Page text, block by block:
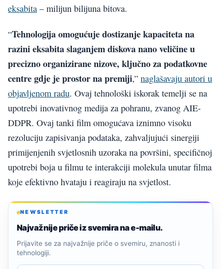
eksabita – milijun bilijuna bitova.
“Tehnologija omogućuje dostizanje kapaciteta na
razini eksabita slaganjem diskova nano veličine u
precizno organizirane nizove, ključno za podatkovne
centre gdje je prostor na premiji,” naglašavaju autori u
objavljenom radu. Ovaj tehnološki iskorak temelji se na
upotrebi inovativnog medija za pohranu, zvanog AIE-
DDPR. Ovaj tanki film omogućava iznimno visoku
rezoluciju zapisivanja podataka, zahvaljujući sinergiji
primijenjenih svjetlosnih uzoraka na površini, specifičnoj
upotrebi boja u filmu te interakciji molekula unutar filma
koje efektivno hvataju i reagiraju na svjetlost.
NEWSLETTER
Najvažnije priče iz svemira na e-mailu.
Prijavite se za najvažnije priče o svemiru, znanosti i
tehnologiji.